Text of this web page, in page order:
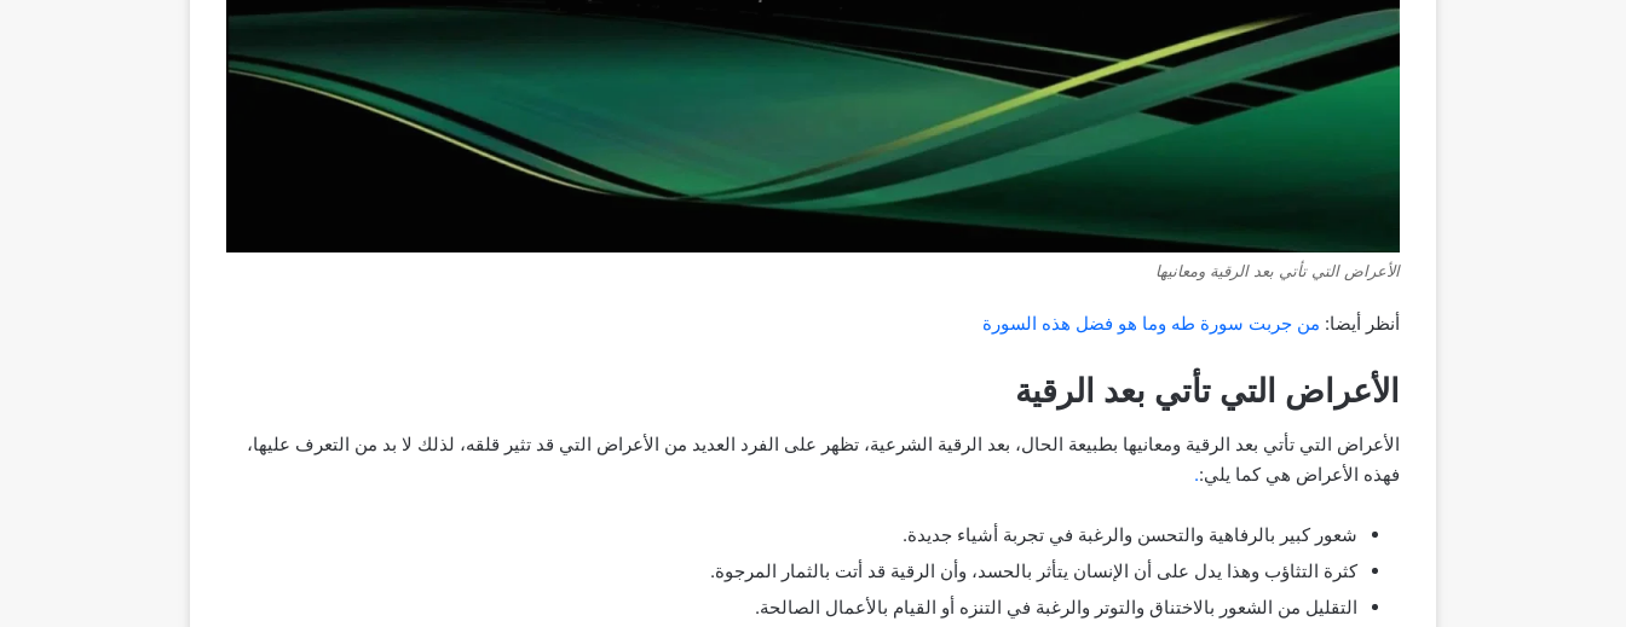
الأعراض التي تأتي بعد الرقية ومعانيها
أنظر أيضا: من جربت سورة طه وما هو فضل هذه السورة
الأعراض التي تأتي بعد الرقية
الأعراض التي تأتي بعد الرقية ومعانيها بطبيعة الحال، بعد الرقية الشرعية، تظهر على الفرد العديد من الأعراض التي قد تثير قلقه، لذلك لا بد من التعرف عليها،
فهذه الأعراض هي كما يلي:.
شعور كبير بالرفاهية والتحسن والرغبة في تجربة أشياء جديدة.
كثرة التثاؤب وهذا يدل على أن الإنسان يتأثر بالحسد، وأن الرقية قد أتت بالثمار المرجوة.
التقليل من الشعور بالاختناق والتوتر والرغبة في التنزه أو القيام بالأعمال الصالحة.